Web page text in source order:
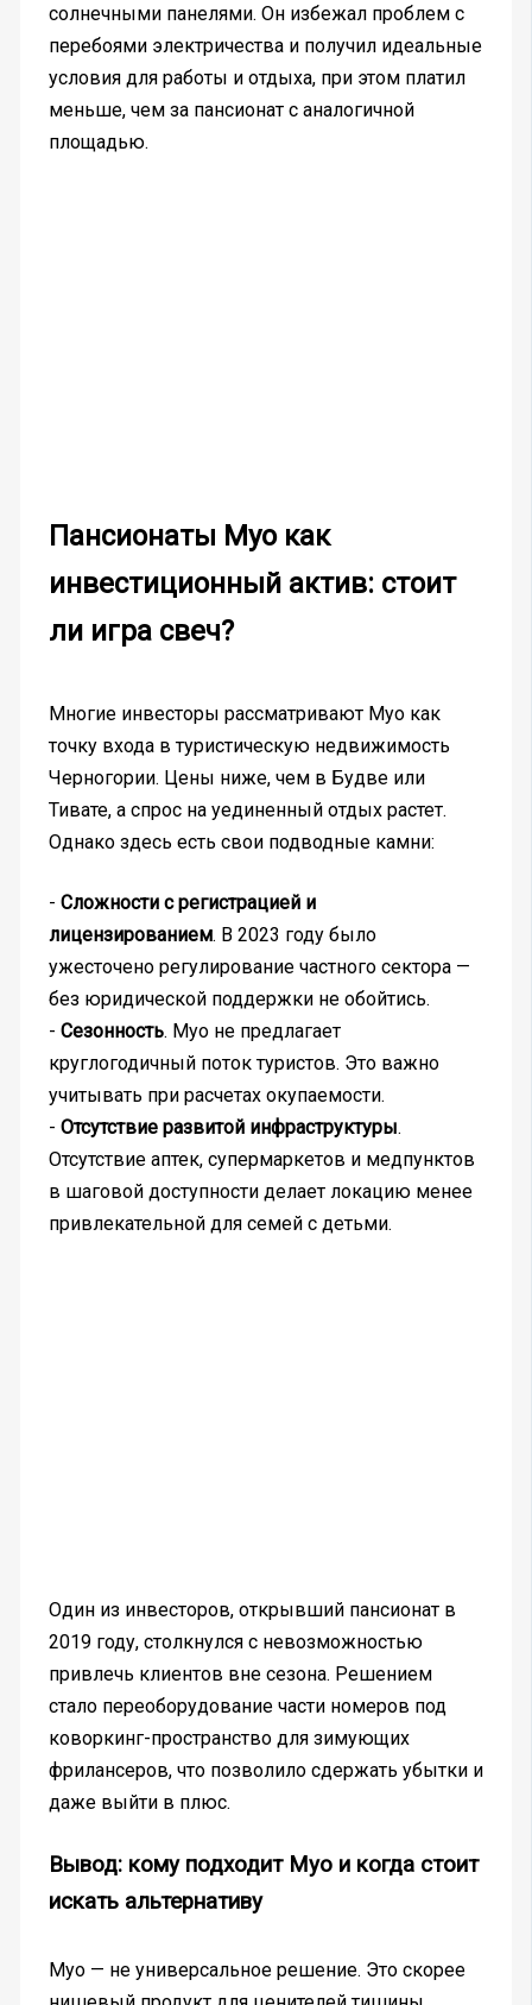
солнечными панелями. Он избежал проблем с
перебоями электричества и получил идеальные
условия для работы и отдыха, при этом платил
меньше, чем за пансионат с аналогичной
площадью.
Пансионаты Муо как
инвестиционный актив: стоит
ли игра свеч?
Многие инвесторы рассматривают Муо как
точку входа в туристическую недвижимость
Черногории. Цены ниже, чем в Будве или
Тивате, а спрос на уединенный отдых растет.
Однако здесь есть свои подводные камни:
- Сложности с регистрацией и
лицензированием. В 2023 году было
ужесточено регулирование частного сектора —
без юридической поддержки не обойтись.
- Сезонность. Муо не предлагает
круглогодичный поток туристов. Это важно
учитывать при расчетах окупаемости.
- Отсутствие развитой инфраструктуры.
Отсутствие аптек, супермаркетов и медпунктов
в шаговой доступности делает локацию менее
привлекательной для семей с детьми.
Один из инвесторов, открывший пансионат в
2019 году, столкнулся с невозможностью
привлечь клиентов вне сезона. Решением
стало переоборудование части номеров под
коворкинг-пространство для зимующих
фрилансеров, что позволило сдержать убытки и
даже выйти в плюс.
Вывод: кому подходит Муо и когда стоит
искать альтернативу
Муо — не универсальное решение. Это скорее